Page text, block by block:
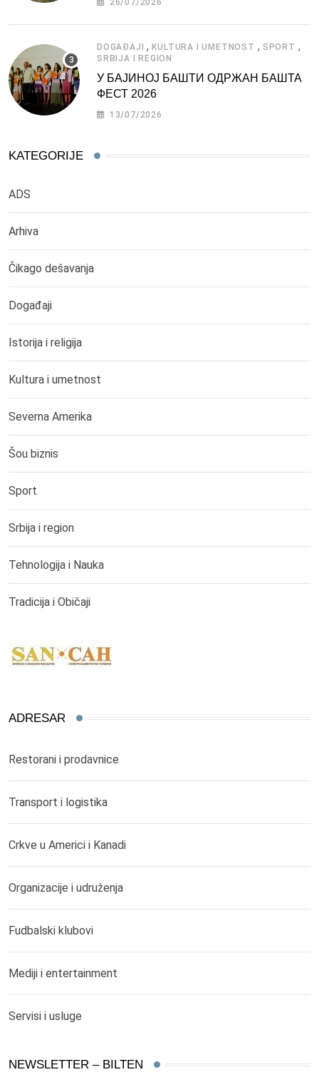
26/07/2026
DOGAĐAJI ,KULTURA I UMETNOST , SPORT ,
SRBIJA I REGION
У БАЈИНОЈ БАШТИ ОДРЖАН БАШТА
ФЕСТ 2026
13/07/2026
KATEGORIJE
ADS
Arhiva
Čikago dešavanja
Događaji
Istorija i religija
Kultura i umetnost
Severna Amerika
Šou biznis
Sport
Srbija i region
Tehnologija i Nauka
Tradicija i Običaji
ADRESAR
Restorani i prodavnice
Transport i logistika
Crkve u Americi i Kanadi
Organizacije i udruženja
Fudbalski klubovi
Mediji i entertainment
Servisi i usluge
NEWSLETTER – BILTEN